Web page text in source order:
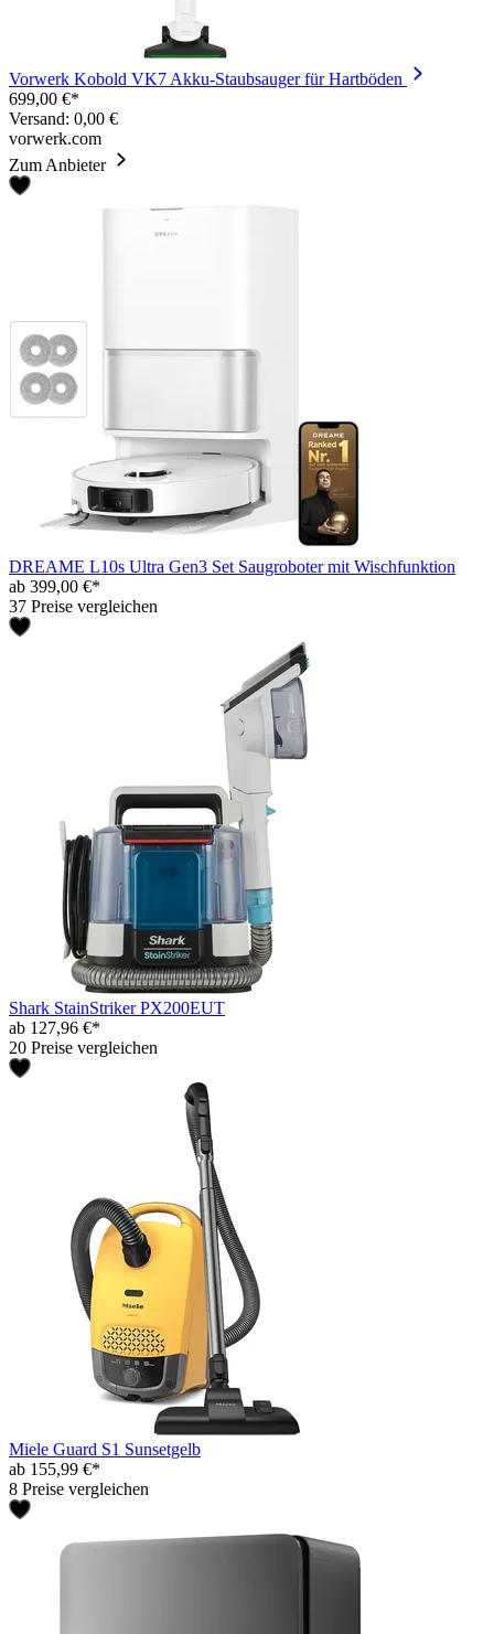
Vorwerk Kobold VK7 Akku-Staubsauger für Hartböden
699,00 €*
Versand: 0,00 €
vorwerk.com
Zum Anbieter
DREAME L10s Ultra Gen3 Set Saugroboter mit Wischfunktion
ab 399,00 €*
37 Preise vergleichen
Shark StainStriker PX200EUT
ab 127,96 €*
20 Preise vergleichen
Miele Guard S1 Sunsetgelb
ab 155,99 €*
8 Preise vergleichen